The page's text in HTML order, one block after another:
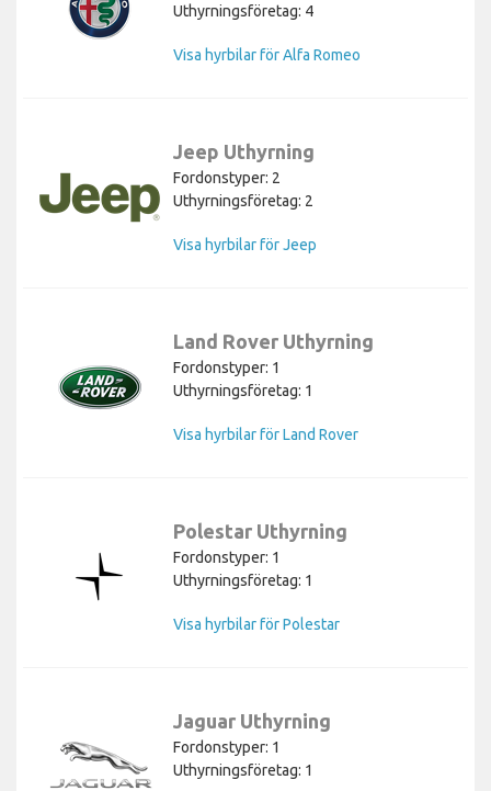
Uthyrningsföretag: 4
Visa hyrbilar för Alfa Romeo
Jeep Uthyrning
Fordonstyper: 2
Uthyrningsföretag: 2
Visa hyrbilar för Jeep
Land Rover Uthyrning
Fordonstyper: 1
Uthyrningsföretag: 1
Visa hyrbilar för Land Rover
Polestar Uthyrning
Fordonstyper: 1
Uthyrningsföretag: 1
Visa hyrbilar för Polestar
Jaguar Uthyrning
Fordonstyper: 1
Uthyrningsföretag: 1